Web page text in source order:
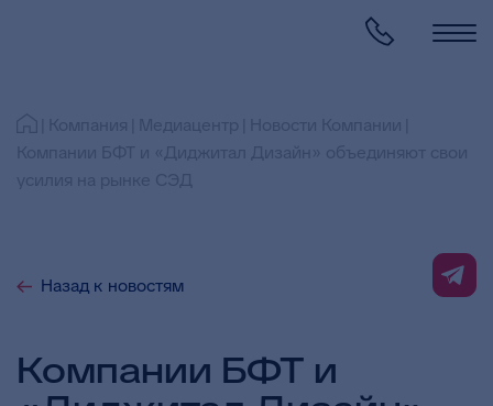
Назад к новостям
Компании БФТ и